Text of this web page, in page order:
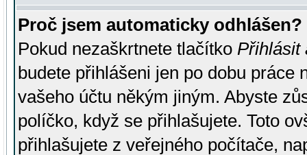
Proč jsem automaticky odhlášen?
Pokud nezaškrtnete tlačítko Přihlásit
budete přihlášeni jen po dobu práce
vašeho účtu někým jiným. Abyste
políčko, když se přihlašujete. Toto
přihlašujete z veřejného počítače,